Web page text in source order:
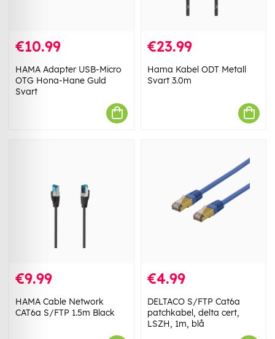
€10.99
HAMA Adapter USB-Micro
OTG Hona-Hane Guld
Svart
€23.99
Hama Kabel ODT Metall
Svart 3.0m
€9.99
HAMA Cable Network
CAT6a S/FTP 1.5m Black
€4.99
DELTACO S/FTP Cat6a
patchkabel, delta cert,
LSZH, 1m, blå